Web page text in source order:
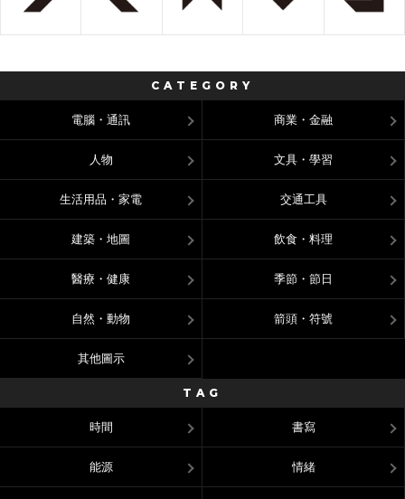
CATEGORY
電腦・通訊 商業・金融
人物 文具・學習
生活用品・家電 交通工具
建築・地圖 飲食・料理
醫療・健康 季節・節日
自然・動物 箭頭・符號
其他圖示
TAG
時間 書寫
能源 情緒